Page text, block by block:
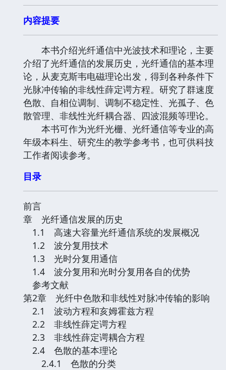
内容提要
本书介绍光纤通信中光波技术和理论，主要
介绍了光纤通信的发展历史，光纤通信的基本理
论，从麦克斯韦电磁理论出发，得到各种条件下
光脉冲传输的非线性薛定谔方程。研究了群速度
色散、自相位调制、调制不稳定性、光孤子、色
散管理、非线性光纤耦合器、四波混频等理论。
本书可作为光纤光栅、光纤通信等专业的高
年级本科生、研究生的教学参考书，也可供科技
工作者阅读参考。
目录
前言
章 光纤通信发展的历史
1.1 高速大容量光纤通信系统的发展概况
1.2 波分复用技术
1.3 光时分复用通信
1.4 波分复用和光时分复用各自的优势
参考文献
第2章 光纤中色散和非线性对脉冲传输的影响
2.1 波动方程和亥姆霍兹方程
2.2 非线性薛定谔方程
2.3 非线性薛定谔耦合方程
2.4 色散的基本理论
2.4.1 色散的分类